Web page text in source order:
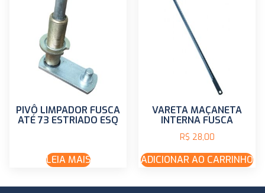
PIVÔ LIMPADOR FUSCA
ATÉ 73 ESTRIADO ESQ
LEIA MAIS
VARETA MAÇANETA
INTERNA FUSCA
R$ 28,00
ADICIONAR AO CARRINHO